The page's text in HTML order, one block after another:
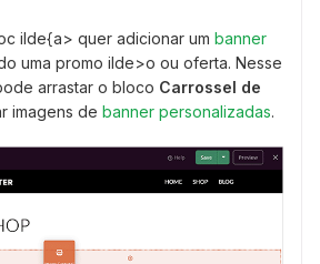
ilde{a> quer adicionar um banner
uma promo ilde>o ou oferta. Nesse
arrastar o bloco Carrossel de
imagens de banner personalizadas.